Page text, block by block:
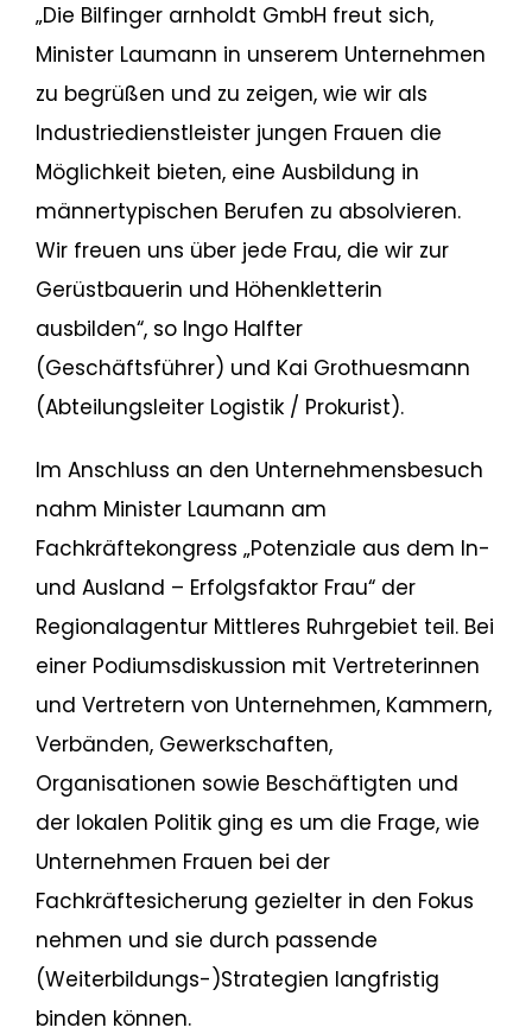
„Die Bilfinger arnholdt GmbH freut sich,
Minister Laumann in unserem Unternehmen
zu begrüßen und zu zeigen, wie wir als
Industriedienstleister jungen Frauen die
Möglichkeit bieten, eine Ausbildung in
männertypischen Berufen zu absolvieren.
Wir freuen uns über jede Frau, die wir zur
Gerüstbauerin und Höhenkletterin
ausbilden“, so Ingo Halfter
(Geschäftsführer) und Kai Grothuesmann
(Abteilungsleiter Logistik / Prokurist).
Im Anschluss an den Unternehmensbesuch
nahm Minister Laumann am
Fachkräftekongress „Potenziale aus dem In-
und Ausland – Erfolgsfaktor Frau“ der
Regionalagentur Mittleres Ruhrgebiet teil. Bei
einer Podiumsdiskussion mit Vertreterinnen
und Vertretern von Unternehmen, Kammern,
Verbänden, Gewerkschaften,
Organisationen sowie Beschäftigten und
der lokalen Politik ging es um die Frage, wie
Unternehmen Frauen bei der
Fachkräftesicherung gezielter in den Fokus
nehmen und sie durch passende
(Weiterbildungs-)Strategien langfristig
binden können.